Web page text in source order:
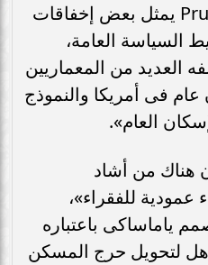
أصبح مشروع Pruitt - Igoe يمثل بعض إخفاقات
السياسة العامة،
العديد من المعماريين
عام فى أمريكا والنموذج
العام».
هناك من أشاد
عمودية للفقراء»،
ياماساكى باعتباره
لتحويل حرج المسكن